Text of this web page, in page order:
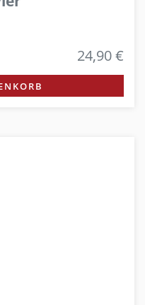
24,90 €